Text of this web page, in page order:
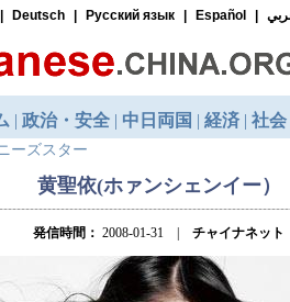
ーズスター
黄聖依(ホァンシェンイー）
発信時間： 2008-01-31 | チャイナネット